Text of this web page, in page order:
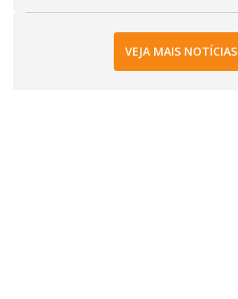
VEJA MAIS NOTÍCIAS